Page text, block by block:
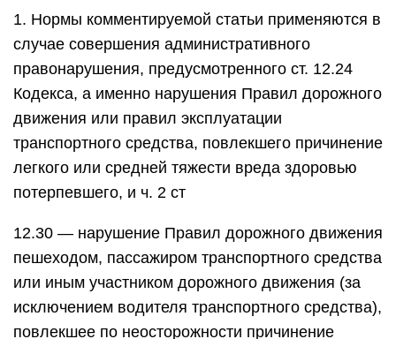
1. Нормы комментируемой статьи применяются в
случае совершения административного
правонарушения, предусмотренного ст. 12.24
Кодекса, а именно нарушения Правил дорожного
движения или правил эксплуатации
транспортного средства, повлекшего причинение
легкого или средней тяжести вреда здоровью
потерпевшего, и ч. 2 ст
12.30 — нарушение Правил дорожного движения
пешеходом, пассажиром транспортного средства
или иным участником дорожного движения (за
исключением водителя транспортного средства),
повлекшее по неосторожности причинение